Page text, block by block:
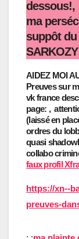
dessous!,
ma
suppôt
SARKOZY
AIDEZ MOI
Preuves sur
vk france
page: ,
(laissé en
ordres du
quasi
collabo
faux profil
https://xn--
preuves-